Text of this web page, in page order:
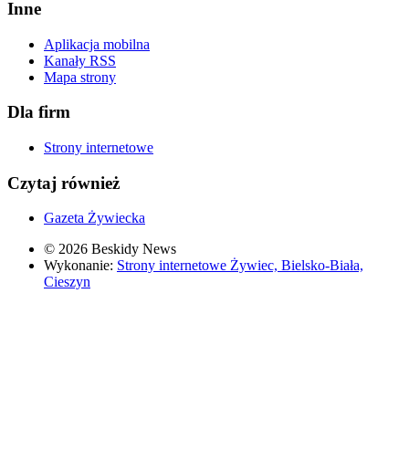
Inne
Aplikacja mobilna
Kanały RSS
Mapa strony
Dla firm
Strony internetowe
Czytaj również
Gazeta Żywiecka
© 2026 Beskidy News
Wykonanie: Strony internetowe Żywiec, Bielsko-Biała,
Cieszyn